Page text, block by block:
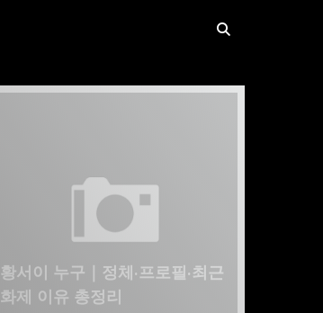
황서이 누구｜정체·프로필·최근
화제 이유 총정리